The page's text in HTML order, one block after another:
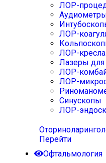
ЛОР-
ЛОР-
ЛОР-кресла
Лазеры
ЛОР-
ЛОР-
Синускопы
ЛОР-
Перейти
Офтальмология